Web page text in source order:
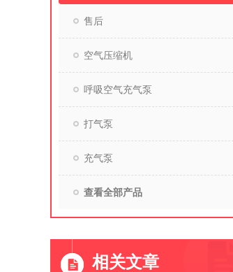
售后
空气压缩机
呼吸空气充气泵
打气泵
充气泵
查看全部产品
相关文章